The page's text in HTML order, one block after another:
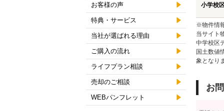
小学校
※物件情
当サイト
中学校区
国土数値
象となり
お
お客様の声
特典・サービス
当社が選ばれる理由
ご購入の流れ
ライフプラン相談
売却のご相談
WEBパンフレット